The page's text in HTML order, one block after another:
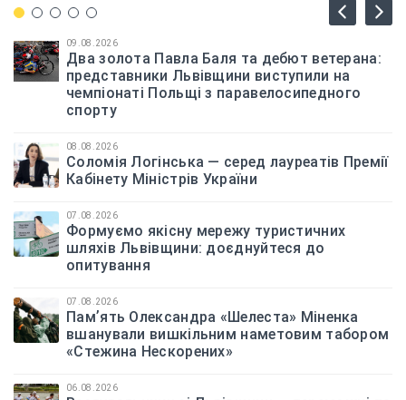
09.08.2026
Два золота Павла Баля та дебют ветерана:
представники Львівщини виступили на
чемпіонаті Польщі з паравелосипедного
спорту
08.08.2026
Соломія Логінська — серед лауреатів Премії
Кабінету Міністрів України
07.08.2026
Формуємо якісну мережу туристичних
шляхів Львівщини: доєднуйтеся до
опитування
07.08.2026
Памʼять Олександра «Шелеста» Міненка
вшанували вишкільним наметовим табором
«Стежина Нескорених»
06.08.2026